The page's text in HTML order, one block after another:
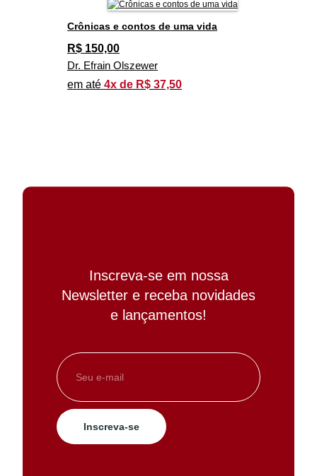
Crônicas e contos de uma vida
R$ 150,00
Dr. Efrain Olszewer
em até 4x de R$ 37,50
Inscreva-se em nossa
Newsletter e receba novidades
e lançamentos!
Inscreva-se